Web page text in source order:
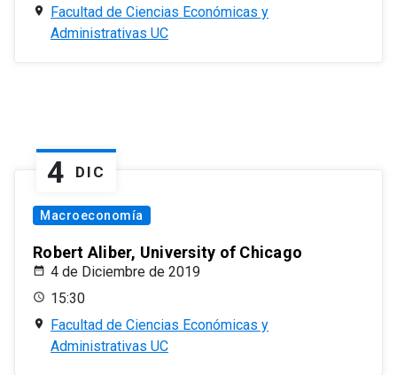
Facultad de Ciencias Económicas y
Administrativas UC
4 DIC
Macroeconomía
Robert Aliber, University of Chicago
4 de Diciembre de 2019
15:30
Facultad de Ciencias Económicas y
Administrativas UC